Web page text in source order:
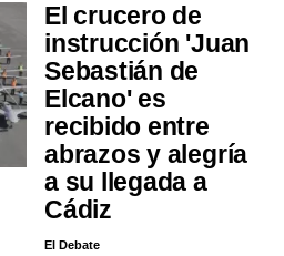
El crucero de
instrucción 'Juan
Sebastián de
Elcano' es
recibido entre
abrazos y alegría
a su llegada a
Cádiz
El Debate